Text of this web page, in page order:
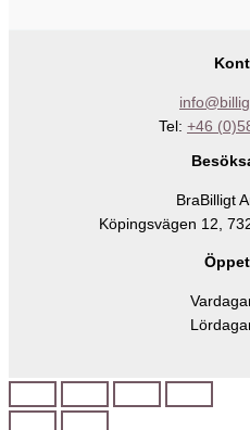
Tel: +46
BraBilligt
Köpingsvägen 12,